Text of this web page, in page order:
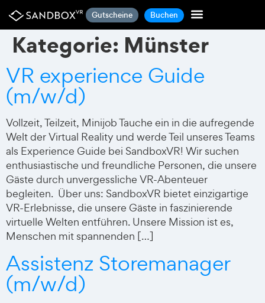
Gutscheine Buchen
Kategorie: Münster
VR experience Guide
(m/w/d)
Vollzeit, Teilzeit, Minijob Tauche ein in die aufregende
Welt der Virtual Reality und werde Teil unseres Teams
als Experience Guide bei SandboxVR! Wir suchen
enthusiastische und freundliche Personen, die unsere
Gäste durch unvergessliche VR-Abenteuer
begleiten. Über uns: SandboxVR bietet einzigartige
VR-Erlebnisse, die unsere Gäste in faszinierende
virtuelle Welten entführen. Unsere Mission ist es,
Menschen mit spannenden […]
Assistenz Storemanager
(m/w/d)